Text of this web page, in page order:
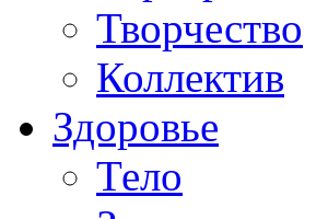
Творчество
Коллектив
Здоровье
Тело